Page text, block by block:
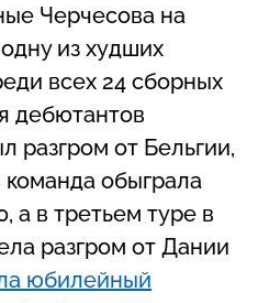
Черчесова на
из худших
всех 24 сборных
дебютантов
разгром от Бельгии,
обыграла
а в третьем туре в
разгром от Дании
юбилейный